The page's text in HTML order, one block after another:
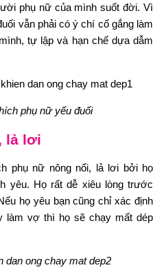
phụ nữ của mình suốt đời. Vì
vẫn phải có ý chí cố gắng làm
tự lập và hạn chế dựa dẫm
phụ nữ yếu đuối
lả lơi
phụ nữ nông nổi, lả lơi bởi họ
yêu. Họ rất dễ xiêu lòng trước
họ yêu bạn cũng chỉ xác định
làm vợ thì họ sẽ chạy mất dép